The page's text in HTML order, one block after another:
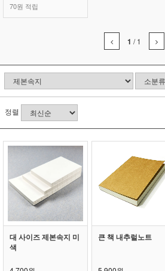
70원 적립
1 /1
정렬
대 사이즈 제본속지 미
색
큰 책 내추럴노트